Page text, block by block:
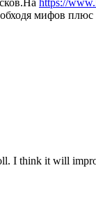
мифов
I think it will